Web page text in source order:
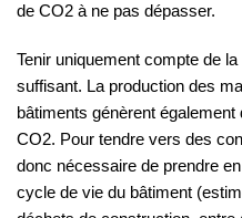
de CO2 à ne pas dépasser.
Tenir uniquement compte de
suffisant. La production des
bâtiments génèrent
CO2. Pour tendre vers des
donc nécessaire de prendre
cycle de vie du bâtiment